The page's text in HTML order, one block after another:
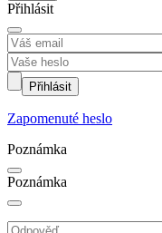
Přihlásit
Přihlásit
Zapomenuté heslo
Poznámka
Poznámka